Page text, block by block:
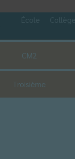
CM2
Troisième